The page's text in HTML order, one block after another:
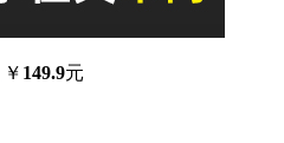
￥ 149.9元